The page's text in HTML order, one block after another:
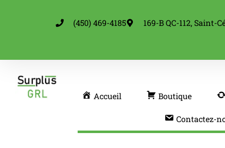
(450) 469-4185 169-B QC-112, Saint-
Accueil Boutique
Contactez-